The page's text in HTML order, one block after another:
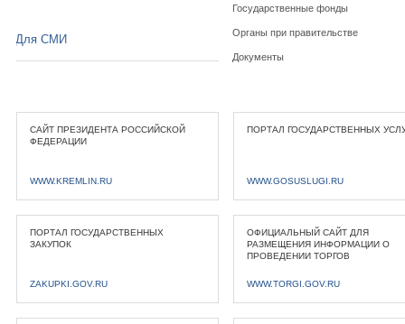
Государственные фонды
Органы при правительстве
Документы
Для СМИ
САЙТ ПРЕЗИДЕНТА РОССИЙСКОЙ
ФЕДЕРАЦИИ
WWW.KREMLIN.RU
ПОРТАЛ ГОСУДАРСТВЕННЫХ
WWW.GOSUSLUGI.RU
ПОРТАЛ ГОСУДАРСТВЕННЫХ
ЗАКУПОК
ZAKUPKI.GOV.RU
ОФИЦИАЛЬНЫЙ САЙТ ДЛЯ
РАЗМЕЩЕНИЯ ИНФОРМАЦИИ О
ПРОВЕДЕНИИ ТОРГОВ
WWW.TORGI.GOV.RU